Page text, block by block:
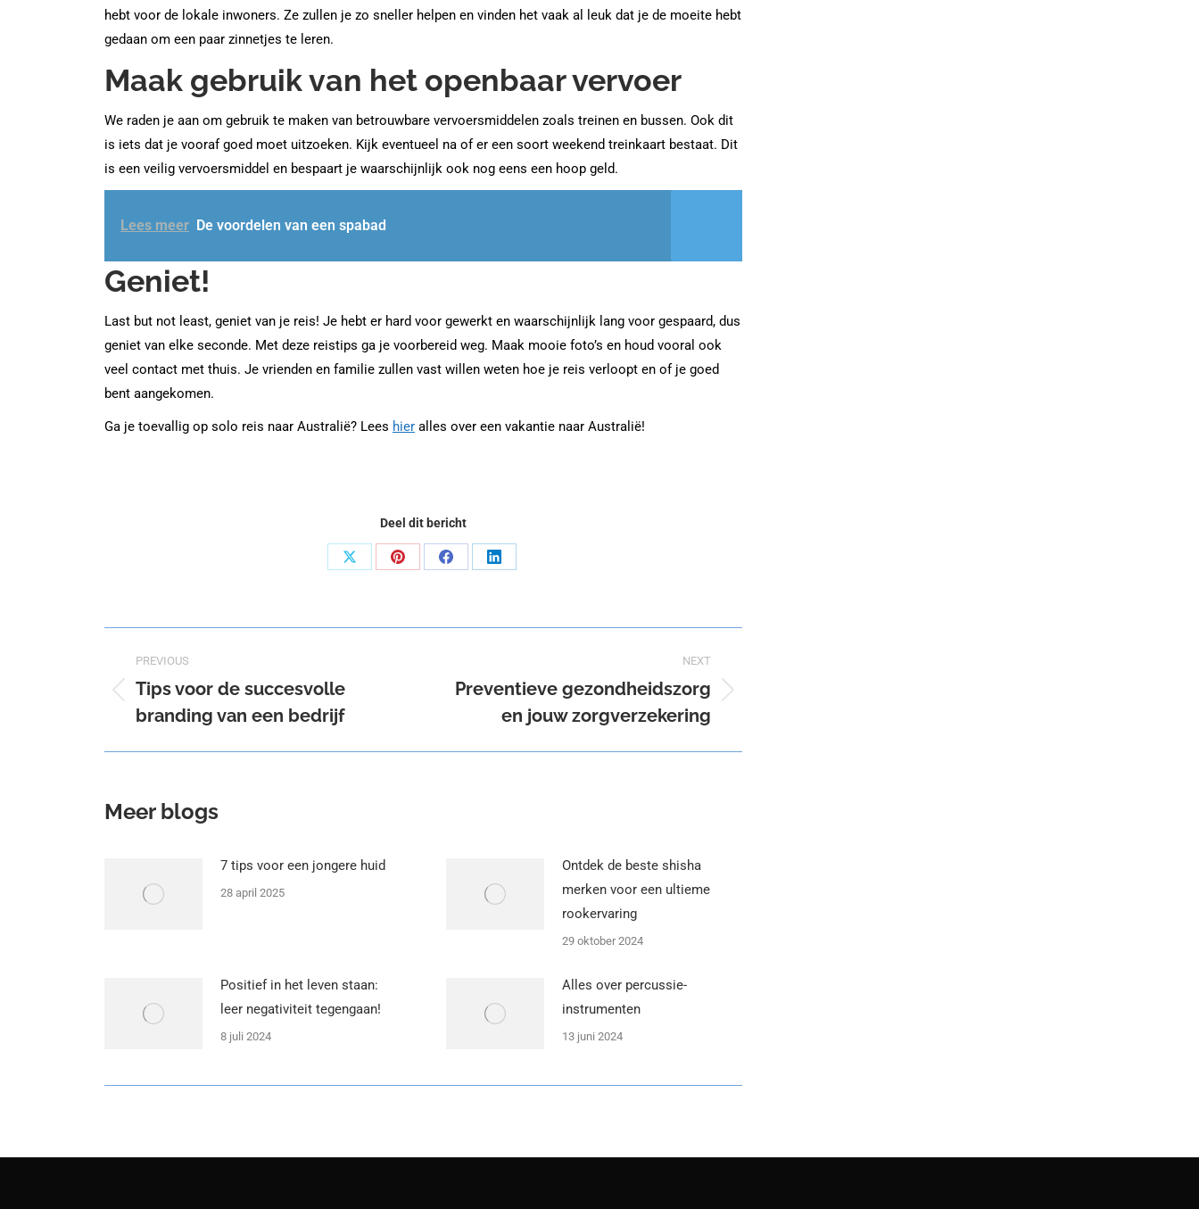
hebt voor de lokale inwoners. Ze zullen je zo sneller helpen en vinden het vaak al leuk dat je de moeite hebt
gedaan om een paar zinnetjes te leren.
Maak gebruik van het openbaar vervoer
We raden je aan om gebruik te maken van betrouwbare vervoersmiddelen zoals treinen en bussen. Ook dit
is iets dat je vooraf goed moet uitzoeken. Kijk eventueel na of er een soort weekend treinkaart bestaat. Dit
is een veilig vervoersmiddel en bespaart je waarschijnlijk ook nog eens een hoop geld.
Lees meer De voordelen van een spabad
Geniet!
Last but not least, geniet van je reis! Je hebt er hard voor gewerkt en waarschijnlijk lang voor gespaard, dus
geniet van elke seconde. Met deze reistips ga je voorbereid weg. Maak mooie foto’s en houd vooral ook
veel contact met thuis. Je vrienden en familie zullen vast willen weten hoe je reis verloopt en of je goed
bent aangekomen.
Ga je toevallig op solo reis naar Australië? Lees hier alles over een vakantie naar Australië!
Deel dit bericht
Share
Share
Share
Share
navigation
PREVIOUS
Previous
post:
Tips voor de succesvolle
branding van een bedrijf
NEXT
Next
Preventieve gezondheidszorg
en jouw zorgverzekering
Meer blogs
7 tips voor een jongere huid
28 april 2025
Ontdek de beste shisha
merken voor een ultieme
rookervaring
29 oktober 2024
Positief in het leven staan:
leer negativiteit tegengaan!
8 juli 2024
Alles over percussie-
instrumenten
13 juni 2024